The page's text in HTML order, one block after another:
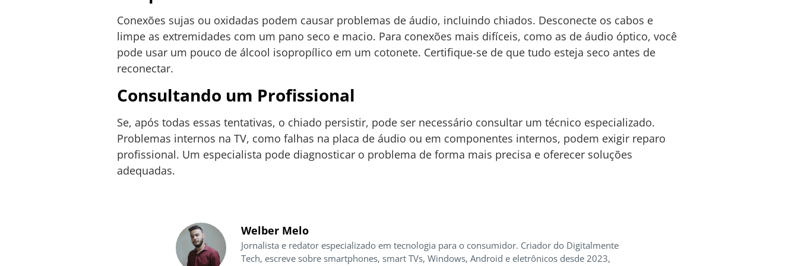
Conexões sujas ou oxidadas podem causar problemas de áudio, incluindo chiados. Desconecte os cabos e
limpe as extremidades com um pano seco e macio. Para conexões mais difíceis, como as de áudio óptico, você
pode usar um pouco de álcool isopropílico em um cotonete. Certifique-se de que tudo esteja seco antes de
reconectar.
Consultando um Profissional
Se, após todas essas tentativas, o chiado persistir, pode ser necessário consultar um técnico especializado.
Problemas internos na TV, como falhas na placa de áudio ou em componentes internos, podem exigir reparo
profissional. Um especialista pode diagnosticar o problema de forma mais precisa e oferecer soluções
adequadas.
Welber Melo
Jornalista e redator especializado em tecnologia para o consumidor. Criador do Digitalmente
Tech, escreve sobre smartphones, smart TVs, Windows, Android e eletrônicos desde 2023,